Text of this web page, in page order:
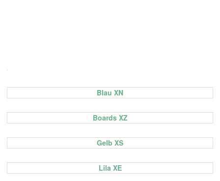
.
Blau XN
Boards XZ
Gelb XS
Lila XE